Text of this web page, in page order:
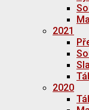
2021
2020